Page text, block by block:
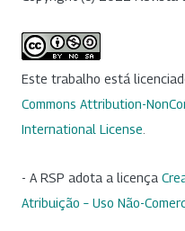
Este trabalho está
Commons Attribution-
International License
- A RSP adota a licença
Atribuição – Uso Não-